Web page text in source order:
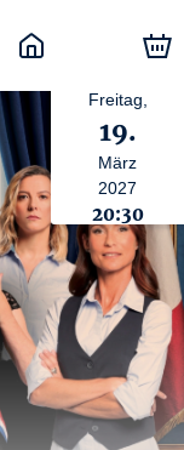
Freitag,
19.
März
2027
20:30